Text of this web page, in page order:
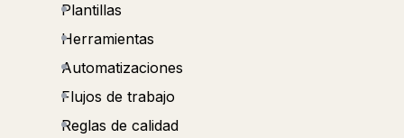
Plantillas
Herramientas
Automatizaciones
Flujos de trabajo
Reglas de calidad